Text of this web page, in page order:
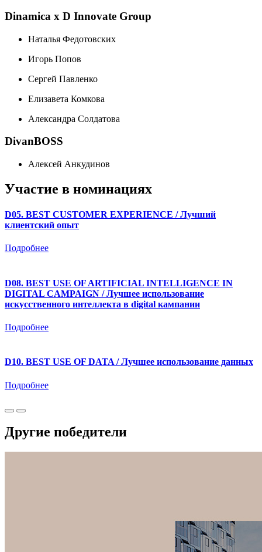
Dinamica x D Innovate Group
Наталья Федотовских
Игорь Попов
Сергей Павленко
Елизавета Комкова
Александра Солдатова
DivanBOSS
Алексей Анкудинов
Участие в номинациях
D05. BEST CUSTOMER EXPERIENCE / Лучший
клиентский опыт
Подробнее
D08. BEST USE OF ARTIFICIAL INTELLIGENCE IN
DIGITAL CAMPAIGN / Лучшее использование
искусственного интеллекта в digital кампании
Подробнее
D10. BEST USE OF DATA / Лучшее использование данных
Подробнее
Другие победители